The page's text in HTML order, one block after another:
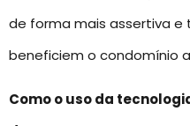
de forma mais assertiva e
beneficiem o condomínio
Como o uso da